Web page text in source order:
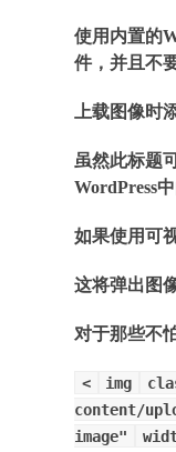
使用内置的
件，并且不
上载图像时
虽然此标题
WordPress
如果使用可
这将弹出图
对于那些不
< img
content/
image"